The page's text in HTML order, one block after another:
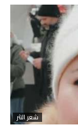
شعر النثر